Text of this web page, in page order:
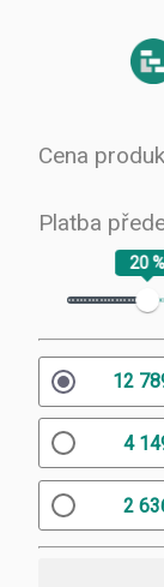
Cena
Platba
20
12
4
2